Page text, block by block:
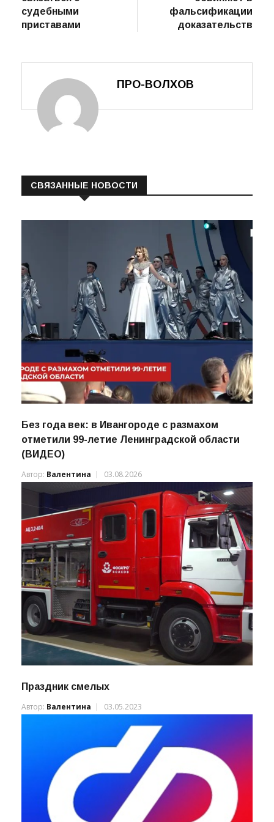
записям
стало проще
связаться с
следователя
обвиняют в
ПРО-ВОЛХОВ
Без года век: в Ивангороде с размахом
(ВИДЕО)
03.08.2026
Праздник смелых
03.05.2023